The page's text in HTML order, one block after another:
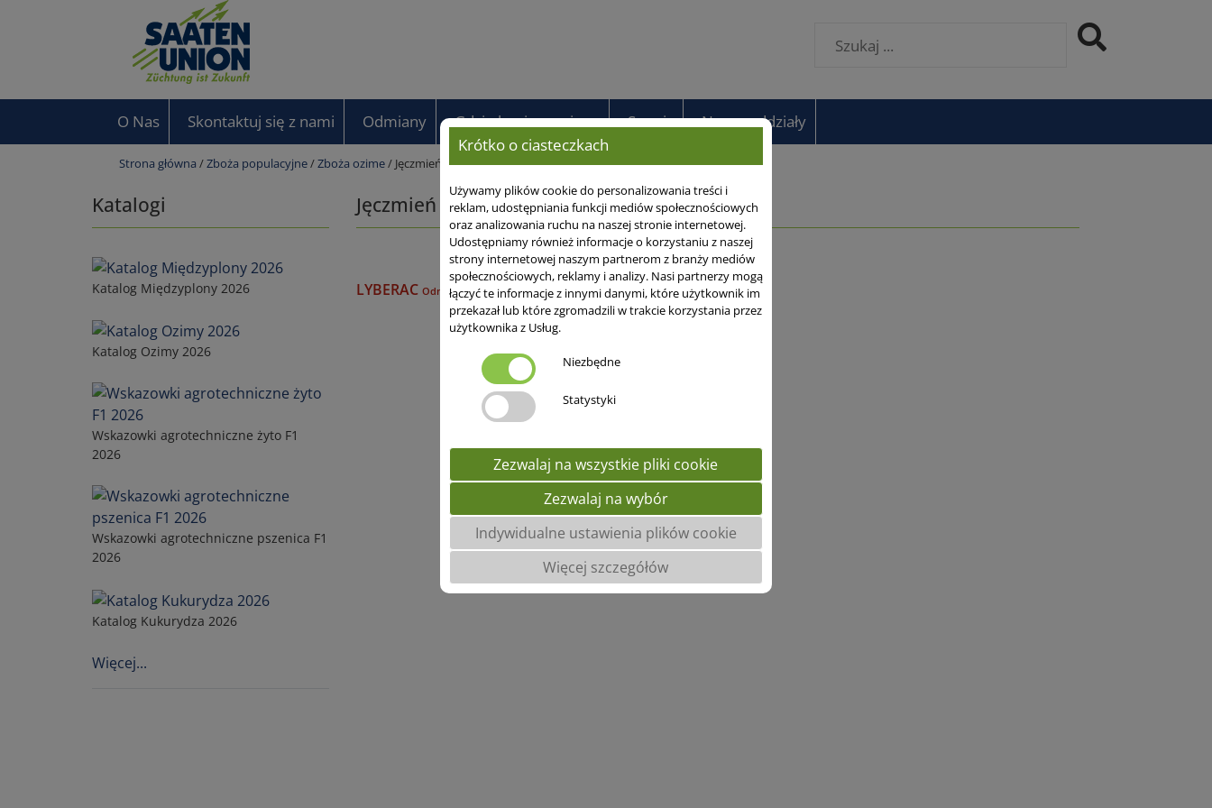
O Nas Skontaktuj się z nami Odmiany Gdzie kupisz nasiona Serwis Nasze oddziały
Strona główna /Zboża populacyjne/Zboża ozime/ Jęczmień ozimy browarny
Katalogi
Katalog Międzyplony 2026
Katalog Ozimy 2026
Wskazowki agrotechniczne żyto F1
2026
Wskazowki agrotechniczne pszenica F1
2026
Katalog Kukurydza 2026
Więcej...
Jęczmień ozimy browarny
LYBERAC Odmiana 2-rzędowa
Krótko o ciasteczkach
Używamy plików cookie do personalizowania treści i
reklam, udostępniania funkcji mediów społecznościowych
oraz analizowania ruchu na naszej stronie internetowej.
Udostępniamy również informacje o korzystaniu z naszej
strony internetowej naszym partnerom z branży mediów
społecznościowych, reklamy i analizy. Nasi partnerzy mogą
łączyć te informacje z innymi danymi, które użytkownik im
przekazał lub które zgromadzili w trakcie korzystania przez
użytkownika z Usług.
Niezbędne
Statystyki
Zezwalaj na wszystkie pliki cookie
Zezwalaj na wybór
Indywidualne ustawienia plików cookie
Więcej szczegółów